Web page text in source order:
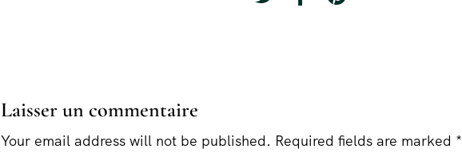
Laisser un commentaire
Your email address will not be published. Required fields are marked *